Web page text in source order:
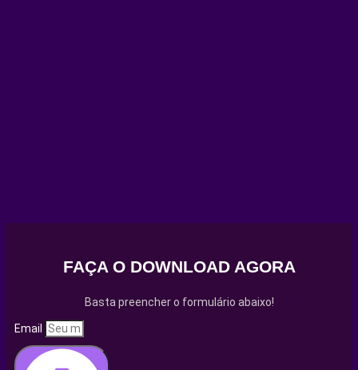
FAÇA O DOWNLOAD AGORA
Basta preencher o formulário abaixo!
Email